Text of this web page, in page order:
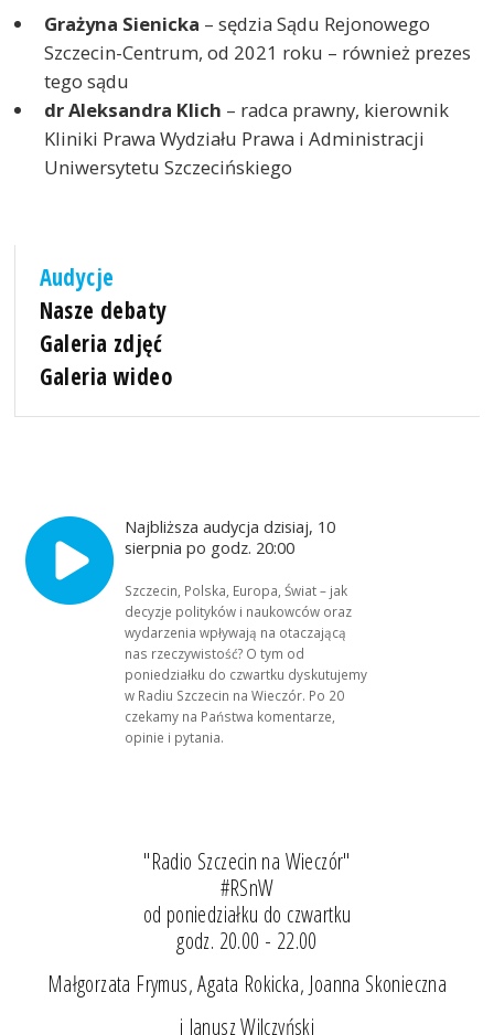
Grażyna Sienicka – sędzia Sądu Rejonowego
Szczecin-Centrum, od 2021 roku – również prezes
tego sądu
dr Aleksandra Klich – radca prawny, kierownik
Kliniki Prawa Wydziału Prawa i Administracji
Uniwersytetu Szczecińskiego
Audycje
Nasze debaty
Galeria zdjęć
Galeria wideo
Najbliższa audycja dzisiaj, 10
sierpnia po godz. 20:00
Szczecin, Polska, Europa, Świat – jak
decyzje polityków i naukowców oraz
wydarzenia wpływają na otaczającą
nas rzeczywistość? O tym od
poniedziałku do czwartku dyskutujemy
w Radiu Szczecin na Wieczór. Po 20
czekamy na Państwa komentarze,
opinie i pytania.
"Radio Szczecin na Wieczór"
#RSnW
od poniedziałku do czwartku
godz. 20.00 - 22.00
Małgorzata Frymus, Agata Rokicka, Joanna Skonieczna
i Janusz Wilczyński